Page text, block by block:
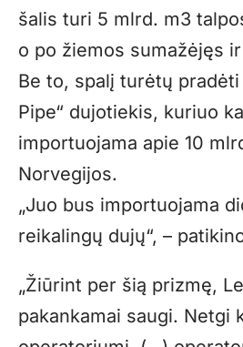
šalis turi 5 mlrd. m3
o po žiemos sumažėjęs
Be to, spalį turėtų
Pipe“ dujotiekis, kuriuo
importuojama apie 10
Norvegijos.
„Juo bus importuojama
reikalingų dujų“, –
„Žiūrint per šią prizmę,
pakankamai saugi. Netgi